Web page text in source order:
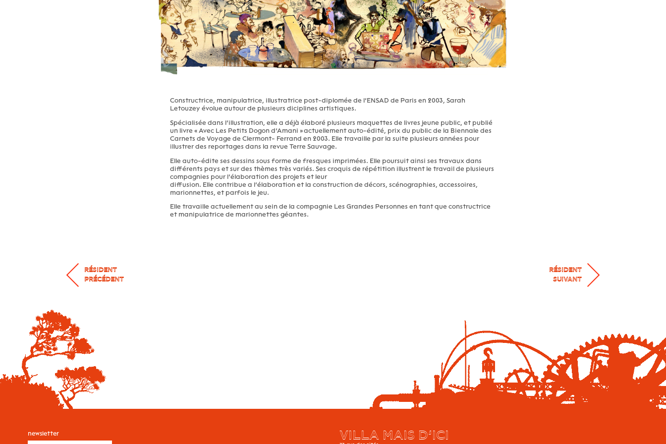
Constructrice, manipulatrice, illustratrice post-diplomée de l’ENSAD de Paris en 2003, Sarah
Letouzey évolue autour de plusieurs diciplines artistiques.
Spécialisée dans l’illustration, elle a déjà élaboré plusieurs maquettes de livres jeune public, et publié
un livre « Avec Les Petits Dogon d’Amani » actuellement auto-édité, prix du public de la Biennale des
Carnets de Voyage de Clermont- Ferrand en 2003. Elle travaille par la suite plusieurs années pour
illustrer des reportages dans la revue Terre Sauvage.
Elle auto-édite ses dessins sous forme de fresques imprimées. Elle poursuit ainsi ses travaux dans
différents pays et sur des thèmes très variés. Ses croquis de répétition illustrent le travail de plusieurs
compagnies pour l’élaboration des projets et leur
diffusion. Elle contribue a l’élaboration et la construction de décors, scénographies, accessoires,
marionnettes, et parfois le jeu.
Elle travaille actuellement au sein de la compagnie Les Grandes Personnes en tant que constructrice
et manipulatrice de marionnettes géantes.
RÉSIDENT
PRÉCÉDENT
RÉSIDENT
SUIVANT
newsletter VILLA MAIS D’ICI